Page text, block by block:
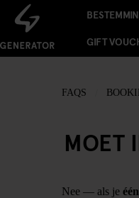
GIFT
FAQS
MOET
Nee — als je